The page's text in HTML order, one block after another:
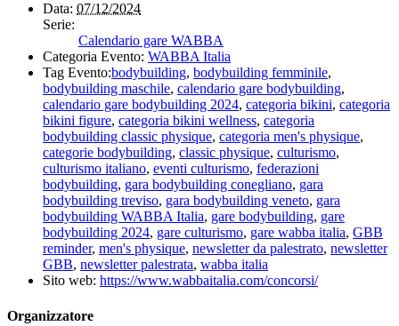
Data: 07/12/2024
Serie:
Calendario gare WABBA
Categoria Evento: WABBA Italia
Tag Evento:bodybuilding, bodybuilding femminile,
bodybuilding maschile, calendario gare bodybuilding,
calendario gare bodybuilding 2024, categoria bikini, categoria
bikini figure, categoria bikini wellness, categoria
bodybuilding classic physique, categoria men's physique,
categorie bodybuilding, classic physique, culturismo,
culturismo italiano, eventi culturismo, federazioni
bodybuilding, gara bodybuilding conegliano, gara
bodybuilding treviso, gara bodybuilding veneto, gara
bodybuilding WABBA Italia, gare bodybuilding, gare
bodybuilding 2024, gare culturismo, gare wabba italia, GBB
reminder, men's physique, newsletter da palestrato, newsletter
GBB, newsletter palestrata, wabba italia
Sito web: https://www.wabbaitalia.com/concorsi/
Organizzatore